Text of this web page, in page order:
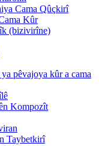
Cama Qûçkirî
Kûr
(bizivirîne)
pêvajoya kûr a cama
Kompozît
Taybetkirî